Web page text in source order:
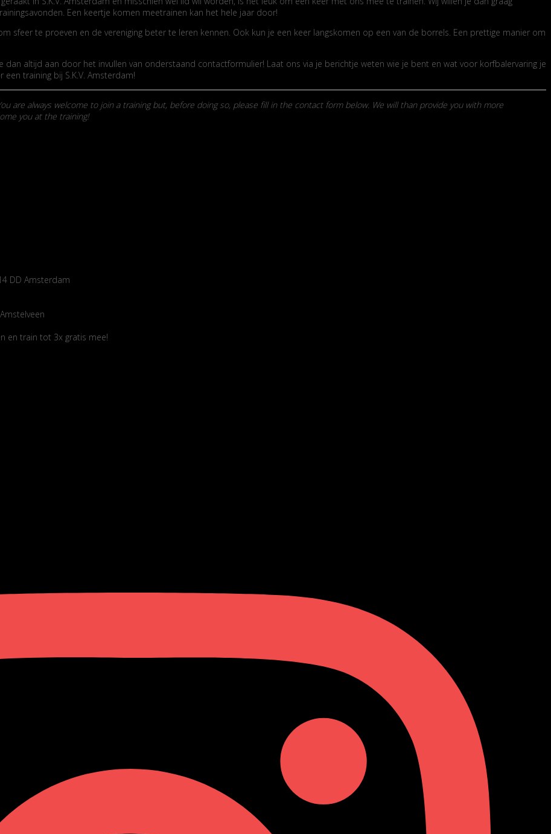
Een keertje komen meetrainen kan het hele jaar door!
sfeer te proeven en de vereniging beter te leren kennen. Ook kun je een keer langskomen op een van de borrels. Een prettige manier om
altijd aan door het invullen van onderstaand contactformulier! Laat ons via je berichtje weten wie je bent en wat voor korfbalervaring je
training bij S.K.V. Amsterdam!
are always welcome to join a training but, before doing so, please fill in the contact form below. We will than provide you with more
you at the training!
DD Amsterdam
en train tot 3x gratis mee!